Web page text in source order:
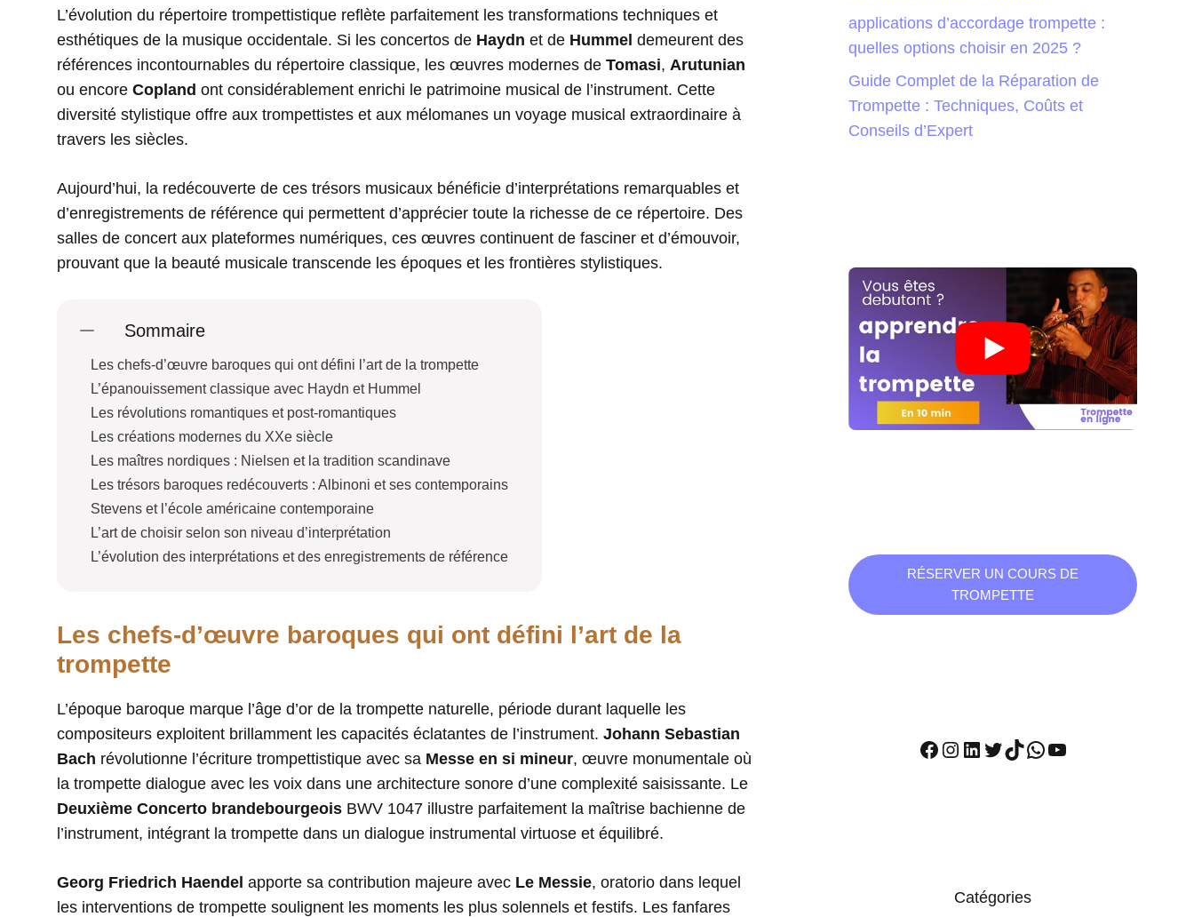
L’évolution du répertoire trompettistique reflète parfaitement les transformations techniques et
esthétiques de la musique occidentale. Si les concertos de Haydn et de Hummel demeurent des
références incontournables du répertoire classique, les œuvres modernes de Tomasi, Arutunian
ou encore Copland ont considérablement enrichi le patrimoine musical de l’instrument. Cette
diversité stylistique offre aux trompettistes et aux mélomanes un voyage musical extraordinaire à
travers les siècles.
Aujourd’hui, la redécouverte de ces trésors musicaux bénéficie d’interprétations remarquables et
d’enregistrements de référence qui permettent d’apprécier toute la richesse de ce répertoire. Des
salles de concert aux plateformes numériques, ces œuvres continuent de fasciner et d’émouvoir,
prouvant que la beauté musicale transcende les époques et les frontières stylistiques.
Sommaire
Les chefs-d’œuvre baroques qui ont défini l’art de la trompette
L’épanouissement classique avec Haydn et Hummel
Les révolutions romantiques et post-romantiques
Les créations modernes du XXe siècle
Les maîtres nordiques : Nielsen et la tradition scandinave
Les trésors baroques redécouverts : Albinoni et ses contemporains
Stevens et l’école américaine contemporaine
L’art de choisir selon son niveau d’interprétation
L’évolution des interprétations et des enregistrements de référence
Les chefs-d’œuvre baroques qui ont défini l’art de la
trompette
L’époque baroque marque l’âge d’or de la trompette naturelle, période durant laquelle les
compositeurs exploitent brillamment les capacités éclatantes de l’instrument. Johann Sebastian
Bach révolutionne l’écriture trompettistique avec sa Messe en si mineur, œuvre monumentale où
la trompette dialogue avec les voix dans une architecture sonore d’une complexité saisissante. Le
Deuxième Concerto brandebourgeois BWV 1047 illustre parfaitement la maîtrise bachienne de
l’instrument, intégrant la trompette dans un dialogue instrumental virtuose et équilibré.
Georg Friedrich Haendel apporte sa contribution majeure avec Le Messie, oratorio dans lequel
les interventions de trompette soulignent les moments les plus solennels et festifs. Les fanfares
applications d’accordage trompette :
quelles options choisir en 2025 ?
Guide Complet de la Réparation de
Trompette : Techniques, Coûts et
Conseils d’Expert
RÉSERVER UN COURS DE
TROMPETTE
Facebook
Instagram
LinkedIn
Twitter
TikTok
WhatsApp
YouTube
Catégories